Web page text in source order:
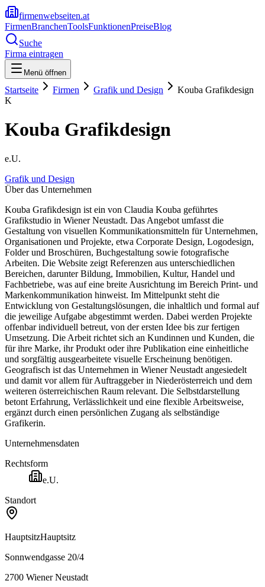
firmenwebseiten.at
FirmenBranchenToolsFunktionenPreiseBlog
Suche
Firma eintragen
Menü öffnen
Startseite Firmen Grafik und Design
Kouba Grafikdesign
K
Kouba Grafikdesign
e.U.
Grafik und Design
Über das Unternehmen
Kouba Grafikdesign ist ein von Claudia Kouba geführtes
Grafikstudio in Wiener Neustadt. Das Angebot umfasst die
Gestaltung von visuellen Kommunikationsmitteln für Unternehmen,
Organisationen und Projekte, etwa Corporate Design, Logodesign,
Folder und Broschüren, Buchgestaltung sowie fotografische
Arbeiten. Die Website zeigt Referenzen aus unterschiedlichen
Bereichen, darunter Bildung, Immobilien, Kultur, Handel und
Fachbetriebe, was auf eine breite Ausrichtung im Bereich Print- und
Markenkommunikation hinweist. Im Mittelpunkt steht die
Entwicklung von Gestaltungslösungen, die inhaltlich und formal auf
die jeweilige Aufgabe abgestimmt werden. Dabei werden Projekte
offenbar individuell betreut, von der ersten Idee bis zur fertigen
Umsetzung. Die Arbeit richtet sich an Kundinnen und Kunden, die
für ihre Marke, ihr Produkt oder ihre Publikation eine einheitliche
und sorgfältig ausgearbeitete visuelle Erscheinung benötigen.
Geografisch ist das Unternehmen in Wiener Neustadt angesiedelt
und damit vor allem für Auftraggeber in Niederösterreich und dem
weiteren österreichischen Raum relevant. Die Selbstdarstellung
betont Erfahrung, Verlässlichkeit und eine flexible Arbeitsweise,
ergänzt durch einen persönlichen Zugang als selbständige
Grafikerin.
Unternehmensdaten
Rechtsform
e.U.
Standort
HauptsitzHauptsitz
Sonnwendgasse 20/4
2700 Wiener Neustadt